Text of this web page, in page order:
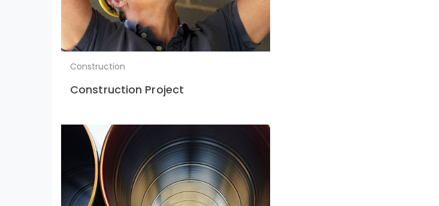
Construction
Construction Project